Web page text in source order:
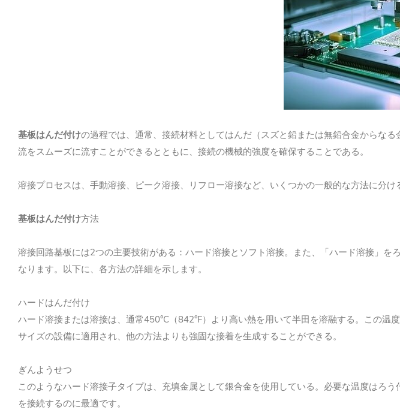
基板はんだ付けの過程では、通常、接続材料としてはんだ（スズと鉛または無鉛合金からな
流をスムーズに流すことができるとともに、接続の機械的強度を確保することである。
溶接プロセスは、手動溶接、ピーク溶接、リフロー溶接など、いくつかの一般的な方法に分
基板はんだ付け方法
溶接回路基板には2つの主要技術がある：ハード溶接とソフト溶接。また、「ハード溶接」
なります。以下に、各方法の詳細を示します。
ハードはんだ付け
ハード溶接または溶接は、通常450°C（842°F）より高い熱を用いて半田を溶融する。この
サイズの設備に適用され、他の方法よりも強固な接着を生成することができる。
ぎんようせつ
このようなハード溶接子タイプは、充填金属として銀合金を使用している。必要な温度はろ
を接続するのに最適です。